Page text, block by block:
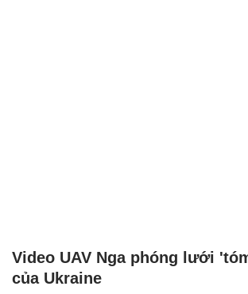
Video UAV Nga phóng lưới
của Ukraine